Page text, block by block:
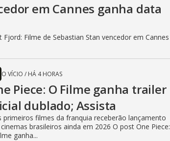
em Cannes ganha data
Filme de Sebastian Stan vencedor em Cannes
O VÍCIO / HÁ 4 HORAS
Piece: O Filme ganha trailer
dublado; Assista
primeiros filmes da franquia receberão lançamento
brasileiros ainda em 2026 O post One Piece:
ganha...